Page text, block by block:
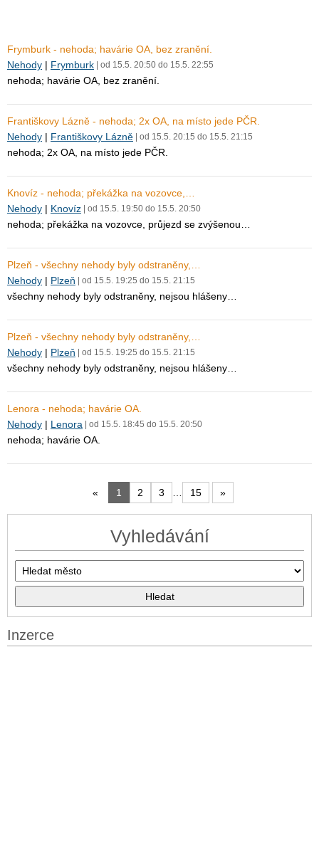
Frymburk - nehoda; havárie OA, bez zranění.
Nehody | Frymburk | od 15.5. 20:50 do 15.5. 22:55
nehoda; havárie OA, bez zranění.
Františkovy Lázně - nehoda; 2x OA, na místo jede PČR.
Nehody | Františkovy Lázně | od 15.5. 20:15 do 15.5. 21:15
nehoda; 2x OA, na místo jede PČR.
Knovíz - nehoda; překážka na vozovce,…
Nehody | Knovíz | od 15.5. 19:50 do 15.5. 20:50
nehoda; překážka na vozovce, průjezd se zvýšenou…
Plzeň - všechny nehody byly odstraněny,…
Nehody | Plzeň | od 15.5. 19:25 do 15.5. 21:15
všechny nehody byly odstraněny, nejsou hlášeny…
Plzeň - všechny nehody byly odstraněny,…
Nehody | Plzeň | od 15.5. 19:25 do 15.5. 21:15
všechny nehody byly odstraněny, nejsou hlášeny…
Lenora - nehoda; havárie OA.
Nehody | Lenora | od 15.5. 18:45 do 15.5. 20:50
nehoda; havárie OA.
« 1 2 3 15 »
Vyhledávání
Inzerce